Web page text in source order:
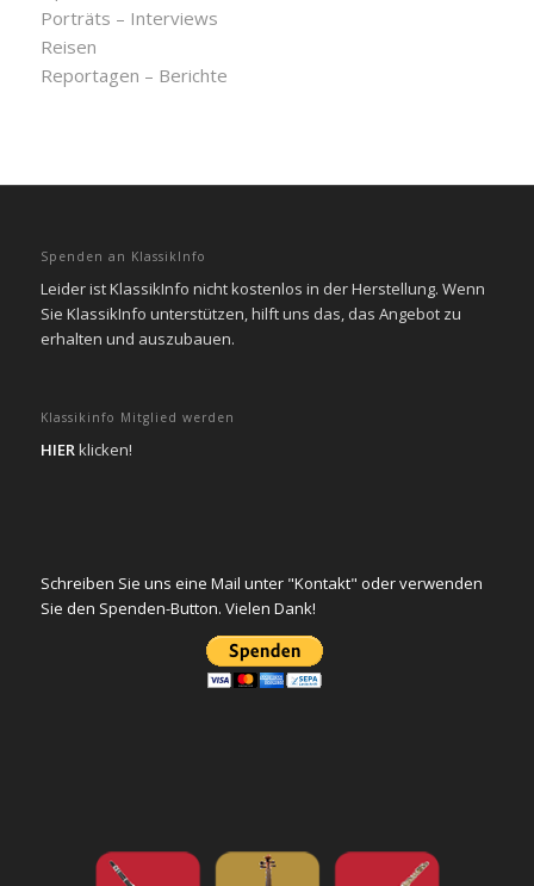
Porträts – Interviews
Reisen
Reportagen – Berichte
Spenden an KlassikInfo
Leider ist KlassikInfo nicht kostenlos in der Herstellung. Wenn
Sie KlassikInfo unterstützen, hilft uns das, das Angebot zu
erhalten und auszubauen.
Klassikinfo Mitglied werden
HIERklicken!
Schreiben Sie uns eine Mail unter "Kontakt" oder verwenden
Sie den Spenden-Button. Vielen Dank!